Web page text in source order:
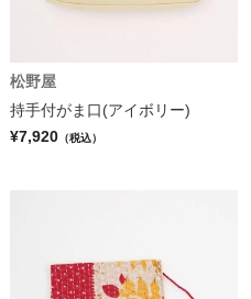
松野屋
持手付がま口(アイボリー)
¥7,920 （税込）